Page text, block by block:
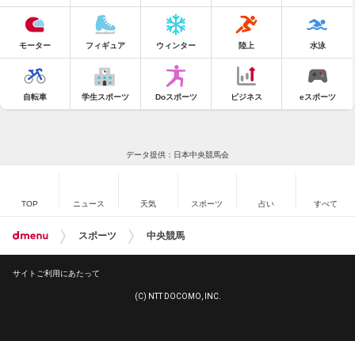
モーター フィギュア ウィンター 陸上 水泳
自転車 学生スポーツ Doスポーツ ビジネス eスポーツ
データ提供：日本中央競馬会
TOP ニュース 天気 スポーツ 占い すべて
スポーツ 中央競馬
サイトご利用にあたって
(C) NTT DOCOMO, INC.